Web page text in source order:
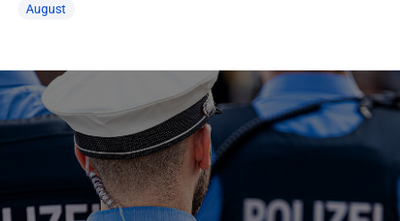
August